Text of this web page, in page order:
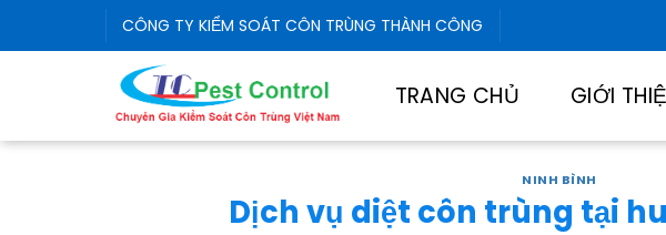
CÔNG TY KIỂM SOÁT CÔN TRÙNG THÀNH CÔNG
TRANG CHỦ GIỚI
NINH BÌNH
Dịch vụ diệt côn trùng tại